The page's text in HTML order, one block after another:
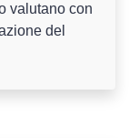
valutano con
del